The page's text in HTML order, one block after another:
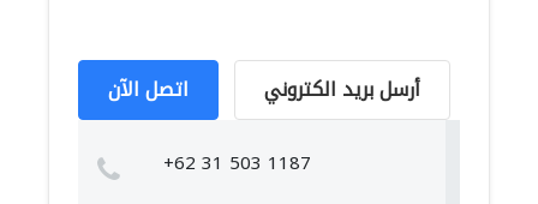
اتصل الآن أرسل بريد الكتروني
+62 31 503 1187